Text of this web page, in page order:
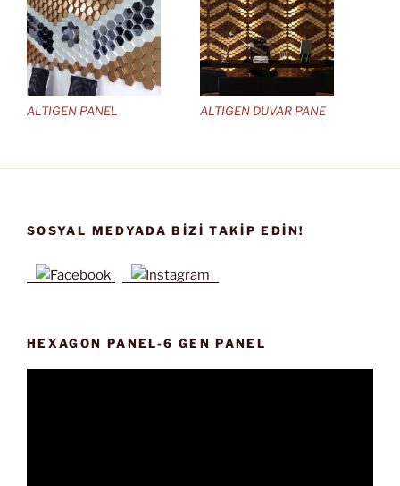
ALTIGEN PANEL ALTIGEN DUVAR PANE
SOSYAL MEDYADA BIZI TAKIP EDIN!
HEXAGON PANEL-6 GEN PANEL